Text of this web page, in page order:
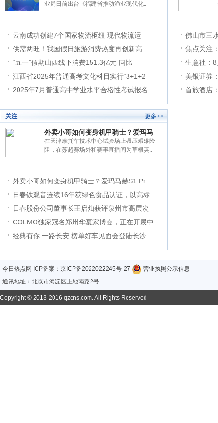
业局日前出台《福建省推动渔业现代化..
云南成功创建7个国家物流枢纽 现代物流运
供需两旺！我国假日旅游消费热度再创新高
“五一”假期山西线下消费151.3亿元 同比
江西省2025年普通高考文化科目实行“3+1+2
2025年7月普通高中学业水平合格性考试报名
佛山市三
焦点关注
生意社：
美银证券
首旅酒店
关注 更多>>
外卖小哥如何变身机甲骑士？爱玛马
在天津摩托车技术中心试验场上碾压艰难险
阻，在苏超赛场外和赛事直播间为草根英..
外卖小哥如何变身机甲骑士？爱玛马赫S1 Pr
日春铁观音连续16年获绿色食品认证，以高标
日春股份公司董事长王启灿获评泉州市高层次
COLMO独家冠名郑州华夏家博会，正在开展中
经典有你 一路长安 榜单好车见面会登陆长沙
今日热点网 ICP备案： 京ICP备2022022245号-27
营业执照公示信息
通讯地址：北京市海淀区上地南路2号
Copyright © 2013-2016 qzcns.com. All Rights Reserved